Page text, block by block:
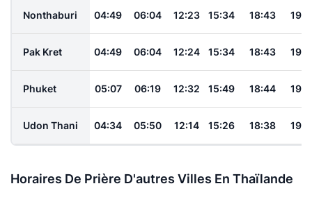
Nonthaburi 04:49 06:04 12:23 15:34 18:43
Pak Kret 04:49 06:04 12:24 15:34 18:43
Phuket 05:07 06:19 12:32 15:49 18:44
Udon Thani 04:34 05:50 12:14 15:26 18:38
Horaires De Prière D'autres Villes En Thaïlande